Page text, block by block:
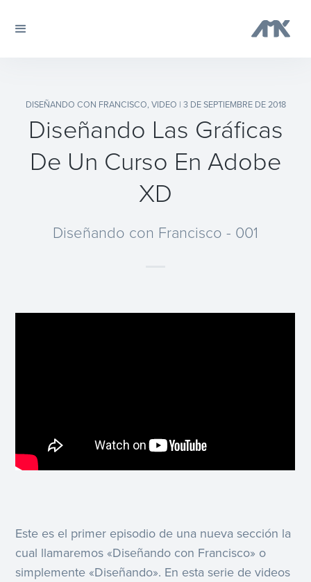
DISEÑANDO CON FRANCISCO, VIDEO | 3 DE SEPTIEMBRE DE 2018
Diseñando Las Gráficas
De Un Curso En Adobe
XD
Diseñando con Francisco - 001
Este es el primer episodio de una nueva sección la
cual llamaremos «Diseñando con Francisco» o
simplemente «Diseñando». En esta serie de videos